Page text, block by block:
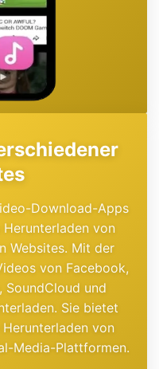
Download-Apps
von
Websites. Mit der
von Facebook,
SoundCloud und
Sie bietet
von
Media-Plattformen.